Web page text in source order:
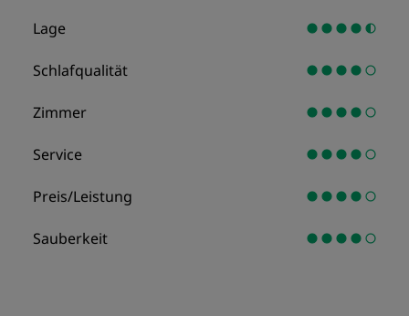
Lage
Schlafqualität
Zimmer
Service
Preis/Leistung
Sauberkeit